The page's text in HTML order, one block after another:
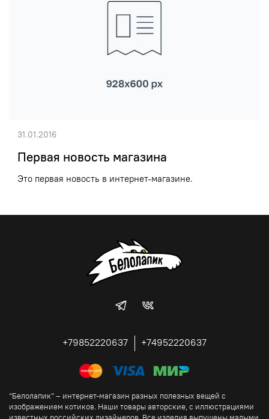
Первая новость магазина
Это первая новость в интернет-магазине.
31.01.2016
+79852220637 +74952220637
“Белолапик” – интернет-магазин разных полезных вещей с
изображением котиков. Наши товары авторские, с иллюстрациями